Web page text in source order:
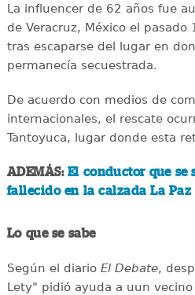
La influencer de 62 años fue
de Veracruz, México el
tras escaparse del lugar en
permanecía secuestrada.
De acuerdo con medios de
internacionales, el rescate
Tantoyuca, lugar donde esta
ADEMÁS: El conductor que
fallecido en la calzada La Paz
Lo que se sabe
Según el diario El Debate,
Lety" pidió ayuda a uun